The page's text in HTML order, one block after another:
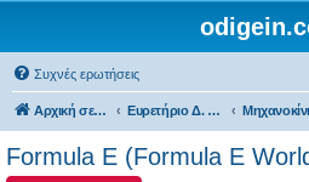
Συχνές ερωτήσεις
Αρχική σελίδα Ευρετήριο Δ. Συζήτησης
Formula E (Formula E